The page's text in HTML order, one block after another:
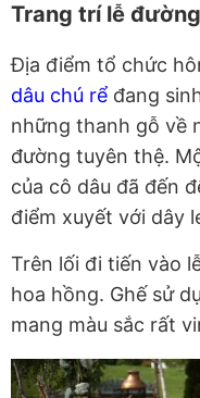
Trang trí lễ đường
Địa điểm tổ chức
dâu chú rể đang
những thanh gỗ về
đường tuyên thệ.
của cô dâu đã đến
điểm xuyết với dây
Trên lối đi tiến vào
hoa hồng. Ghế sử
mang màu sắc rất